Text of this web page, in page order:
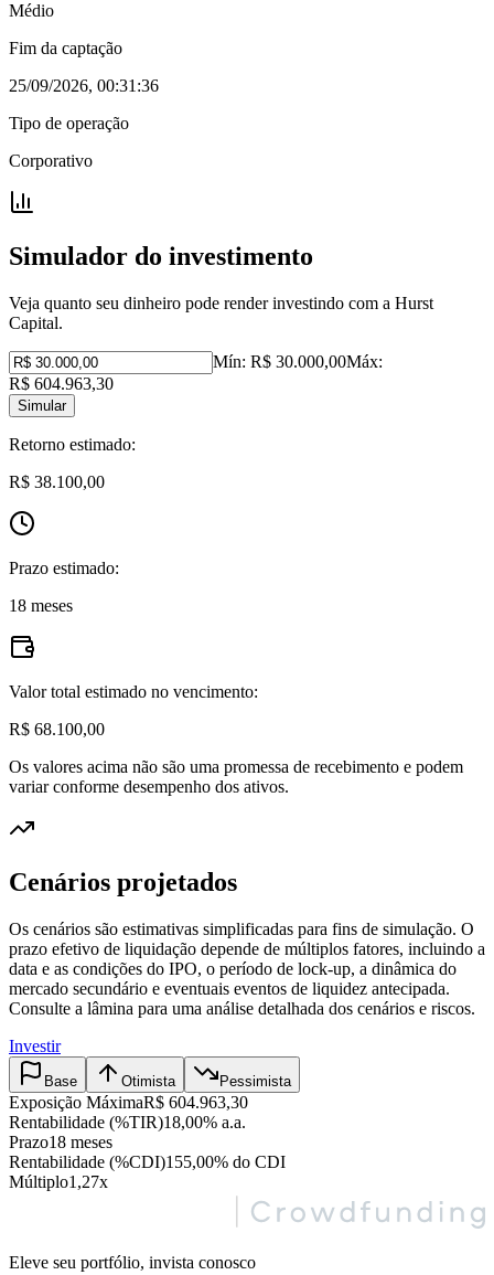
Médio
Fim da captação
25/09/2026, 00:31:36
Tipo de operação
Corporativo
Simulador do investimento
Veja quanto seu dinheiro pode render investindo com a Hurst
Capital.
Mín: R$ 30.000,00Máx:
R$ 604.963,30
Simular
Retorno estimado:
R$ 38.100,00
Prazo estimado:
18 meses
Valor total estimado no vencimento:
R$ 68.100,00
Os valores acima não são uma promessa de recebimento e podem
variar conforme desempenho dos ativos.
Cenários projetados
Os cenários são estimativas simplificadas para fins de simulação. O
prazo efetivo de liquidação depende de múltiplos fatores, incluindo a
data e as condições do IPO, o período de lock-up, a dinâmica do
mercado secundário e eventuais eventos de liquidez antecipada.
Consulte a lâmina para uma análise detalhada dos cenários e riscos.
Investir
Base Otimista Pessimista
Exposição MáximaR$ 604.963,30
Rentabilidade (%TIR)18,00% a.a.
Prazo18 meses
Rentabilidade (%CDI)155,00% do CDI
Múltiplo1,27x
Eleve seu portfólio, invista conosco